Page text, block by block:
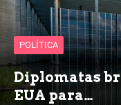
POLÍTICA
Diplomatas
EUA para…